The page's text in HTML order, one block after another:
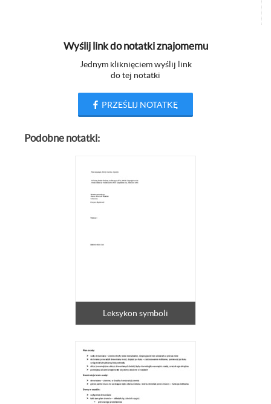
Wyślij link do notatki znajomemu
Jednym kliknięciem wyślij link
do tej notatki
PRZEŚLIJ NOTATKĘ
Podobne notatki:
Leksykon symboli